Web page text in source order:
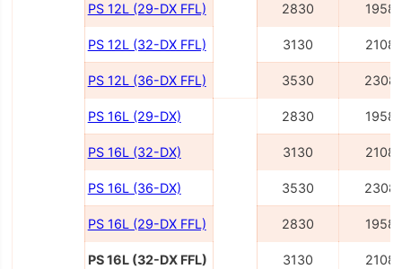
PS 12L (29-DX FFL) 2830 1958
PS 12L (32-DX FFL) 3130 2108
PS 12L (36-DX FFL) 3530 2308
PS 16L (29-DX) 2830 1958
PS 16L (32-DX) 3130 2108
PS 16L (36-DX) 3530 2308
PS 16L (29-DX FFL) 2830 1958
PS 16L (32-DX FFL) 3130 2108